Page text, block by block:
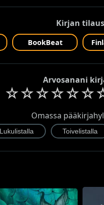
Kirjan tilaus
BookBeat
Arvosanani
☆☆☆☆☆☆
Omassa